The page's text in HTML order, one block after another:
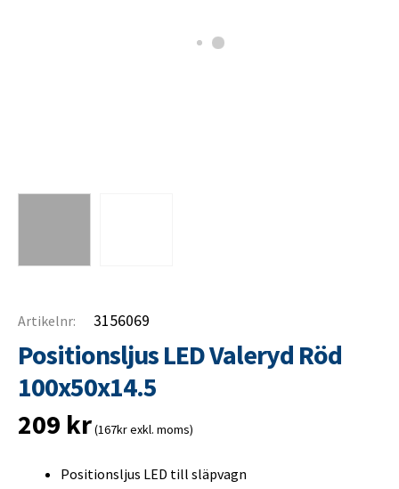
Artikelnr: 3156069
Positionsljus LED Valeryd Röd
100x50x14.5
209 kr(167kr exkl. moms)
Positionsljus LED till släpvagn